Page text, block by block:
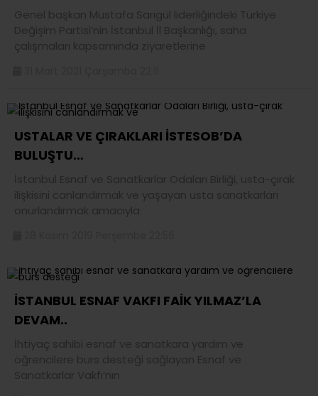
Genel başkan Mustafa Sarıgül liderliğindeki Türkiye
Değişim Partisi’nin İstanbul İl Başkanlığı, saha
çalışmaları kapsamında ziyaretlerine
USTALAR VE ÇIRAKLARI İSTESOB’DA
BULUŞTU…
İstanbul Esnaf ve Sanatkarlar Odaları Birliği, usta-çırak
ilişkisini canlandırmak ve yaşayan usta sanatkarları
onurlandırmak amacıyla
İSTANBUL ESNAF VAKFI FAİK YILMAZ’LA
DEVAM..
İhtiyaç sahibi esnaf ve sanatkara yardım ve
öğrencilere burs desteği sağlayan Esnaf ve
Sanatkarlar Vakfı’nın